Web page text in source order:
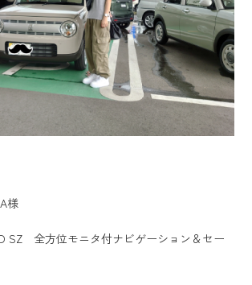
様
SZ 全方位モニタ付ナビゲーション＆セー